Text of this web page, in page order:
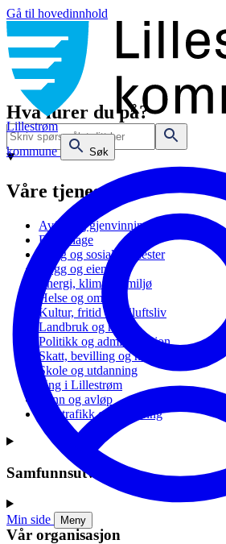
Gå til hovedinnhold
Lillestrøm
kommune
Søk
Min side Meny
Hva lurer du på?
Våre tjenester
Avfall og gjenvinning
Barnehage
Bolig og sosiale tjenester
Bygg og eiendom
Energi, klima og miljø
Helse og omsorg
Kultur, fritid og friluftsliv
Landbruk og natur
Politikk og administrasjon
Skatt, bevilling og næring
Skole og utdanning
Ung i Lillestrøm
Vann og avløp
Vei, trafikk og parkering
Samfunnsutvikling
Vår organisasjon